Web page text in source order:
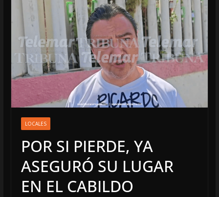
LOCALES
POR SI PIERDE, YA
ASEGURÓ SU LUGAR
EN EL CABILDO